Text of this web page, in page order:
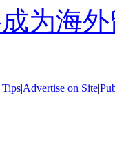
为海
|Advertise on Site|